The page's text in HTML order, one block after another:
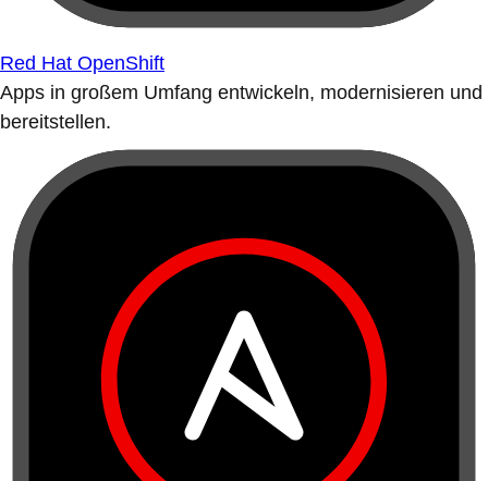
Red Hat OpenShift
Apps in großem Umfang entwickeln, modernisieren und
bereitstellen.